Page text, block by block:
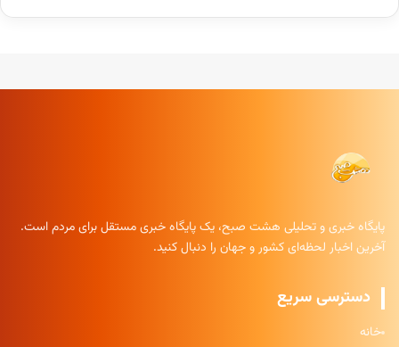
پایگاه خبری و تحلیلی هشت صبح، یک پایگاه خبری مستقل برای مردم است.
آخرین اخبار لحظه‌ای کشور و جهان را دنبال کنید.
دسترسی سریع
خانه